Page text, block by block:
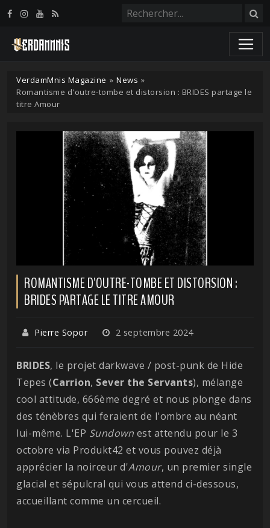
VerdamMnis Magazine » News »
Romantisme d'outre-tombe et distorsion : BRIDES partage le
titre Amour
ROMANTISME D'OUTRE-TOMBE ET DISTORSION :
BRIDES PARTAGE LE TITRE AMOUR
Pierre Sopor 2 septembre 2024
BRIDES, le projet darkwave / post-punk de Hide
Tepes (Carrion, Sever the Servants), mélange
cool attitude, 666ème degré et nous plonge dans
des ténèbres qui feraient de l'ombre au néant
lui-même. L'EP Sundown est attendu pour le 3
octobre via Produkt42 et vous pouvez déjà
apprécier la noirceur d'Amour, un premier single
glacial et sépulcral qui vous attend ci-dessous,
accueillant comme un cercueil.
Panneau de gestion des cookies